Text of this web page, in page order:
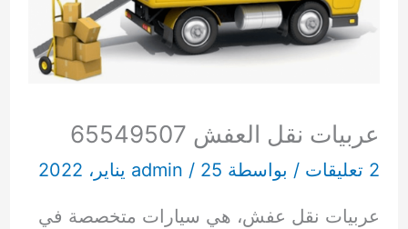
عربيات نقل العفش 65549507
2 تعليقات / بواسطة admin / 25 يناير، 2022
عربيات نقل عفش، هي سيارات متخصصة في